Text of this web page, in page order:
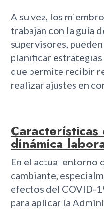
A su vez, los
trabajan con la guía
supervisores,
planificar
que permite recibir
realizar ajustes en
dinámica
En el actual entorno
cambiante,
efectos del COVID-
para aplicar la